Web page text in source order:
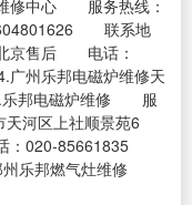
修中心 服务热线：
联系地
京售后 电话：
州乐邦电磁炉维修天
邦电磁炉维修 服
河区上社顺景苑6
：020-85661835
州乐邦燃气灶维修